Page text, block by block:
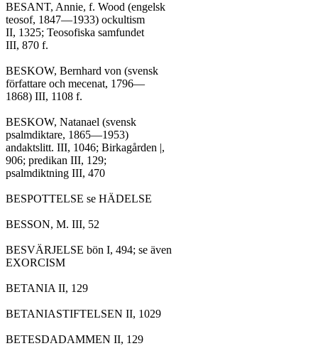
BESANT, Annie, f. Wood (engelsk
teosof, 1847—1933) ockultism
II, 1325; Teosofiska samfundet
III, 870 f.
BESKOW, Bernhard von (svensk
författare och mecenat, 1796—
1868) III, 1108 f.
BESKOW, Natanael (svensk
psalmdiktare, 1865—1953)
andaktslitt. III, 1046; Birkagården |,
906; predikan III, 129;
psalmdiktning III, 470
BESPOTTELSE se HÄDELSE
BESSON, M. III, 52
BESVÄRJELSE bön I, 494; se även
EXORCISM
BETANIA II, 129
BETANIASTIFTELSEN II, 1029
BETESDADAMMEN II, 129